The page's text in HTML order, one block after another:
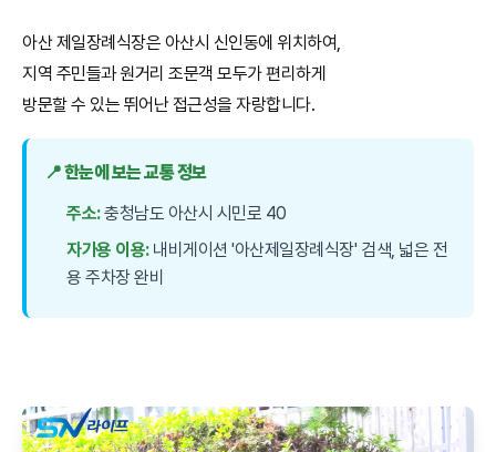
아산 제일장례식장은 아산시 신인동에 위치하여,
지역 주민들과 원거리 조문객 모두가 편리하게
방문할 수 있는 뛰어난 접근성을 자랑합니다.
📍 한눈에 보는 교통 정보
주소:충청남도 아산시 시민로 40
자가용 이용:내비게이션 '아산제일장례식장' 검색, 넓은 전
용 주차장 완비